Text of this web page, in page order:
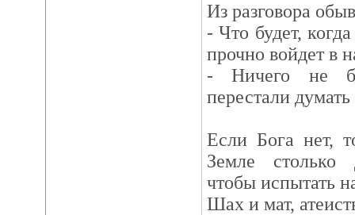
Из разговора
- Что будет,
прочно войдет в
- Ничего не
перестали
Если Бога нет,
Земле столько
чтобы испытать
Шах и мат,